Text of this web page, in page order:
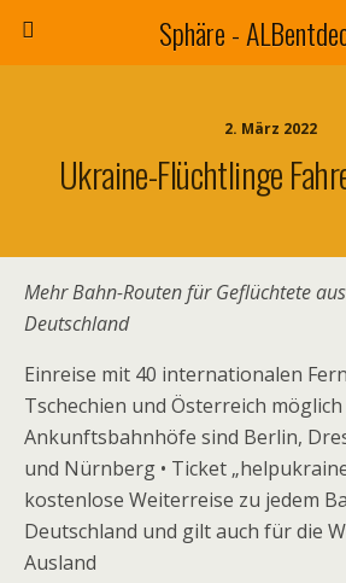
Sphäre -
2. März 2022
Ukraine-Flüchtlinge
Mehr Bahn-Routen für Geflüchtete
Deutschland
Einreise mit 40 internationalen
Tschechien und Österreich möglich
Ankunftsbahnhöfe sind Berlin,
und Nürnberg • Ticket
kostenlose Weiterreise zu jedem
Deutschland und gilt auch für die
Ausland